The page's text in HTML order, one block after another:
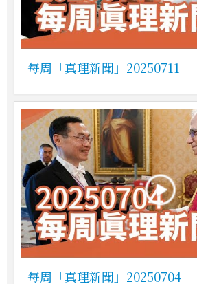
每周「真理新聞」20250711
每周「真理新聞」20250704